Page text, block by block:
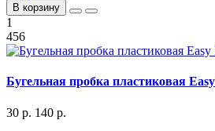
В корзину
1
456
Бугельная пробка пластиковая
30 р. 140 р.